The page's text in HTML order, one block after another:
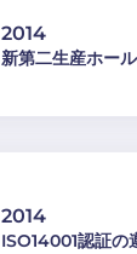
2014
新第二生産ホー
2014
ISO14001認証の